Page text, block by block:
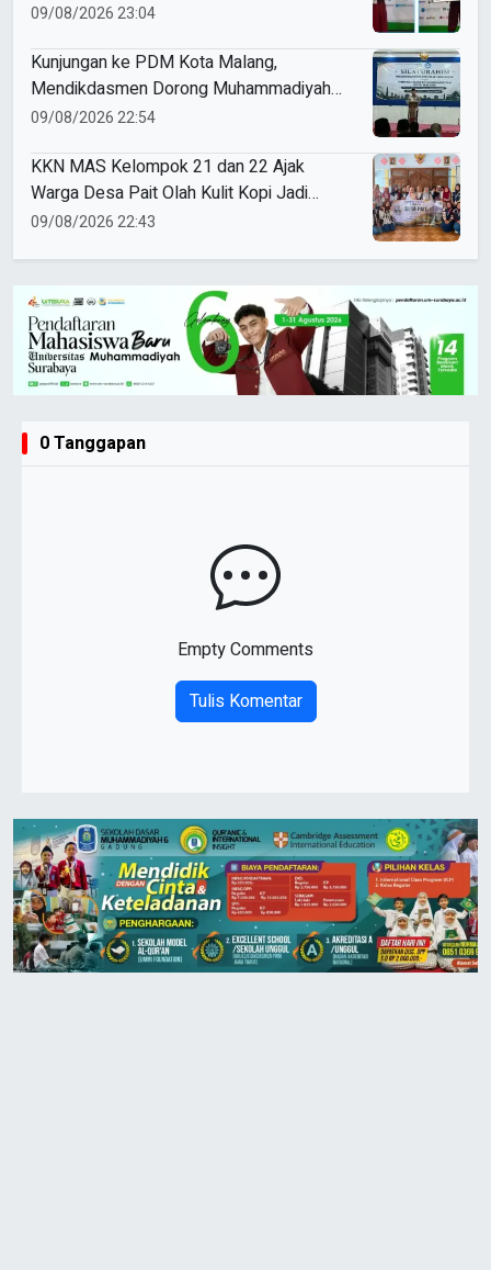
09/08/2026 23:04
Kunjungan ke PDM Kota Malang,
Mendikdasmen Dorong Muhammadiyah
Perkuat Mutu dan Kemandirian
09/08/2026 22:54
KKN MAS Kelompok 21 dan 22 Ajak
Warga Desa Pait Olah Kulit Kopi Jadi
Masker Wajah
09/08/2026 22:43
0 Tanggapan
Empty Comments
Tulis Komentar